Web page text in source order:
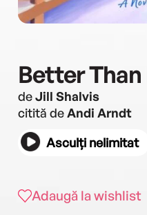
Better
deJill Shalvis
citită deAndi Arndt
Asculți nelimitat
Adaugă la wishlist